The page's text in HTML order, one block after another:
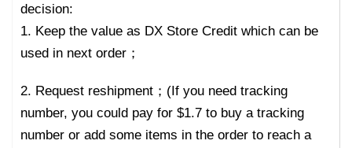
decision:
1. Keep the value as DX Store Credit which can be
used in next order；
2. Request reshipment；(If you need tracking
number, you could pay for $1.7 to buy a tracking
number or add some items in the order to reach a